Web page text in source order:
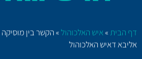
דף הבית»איש האלכוהול»הקשר בין
אליבא דאיש האלכוהול